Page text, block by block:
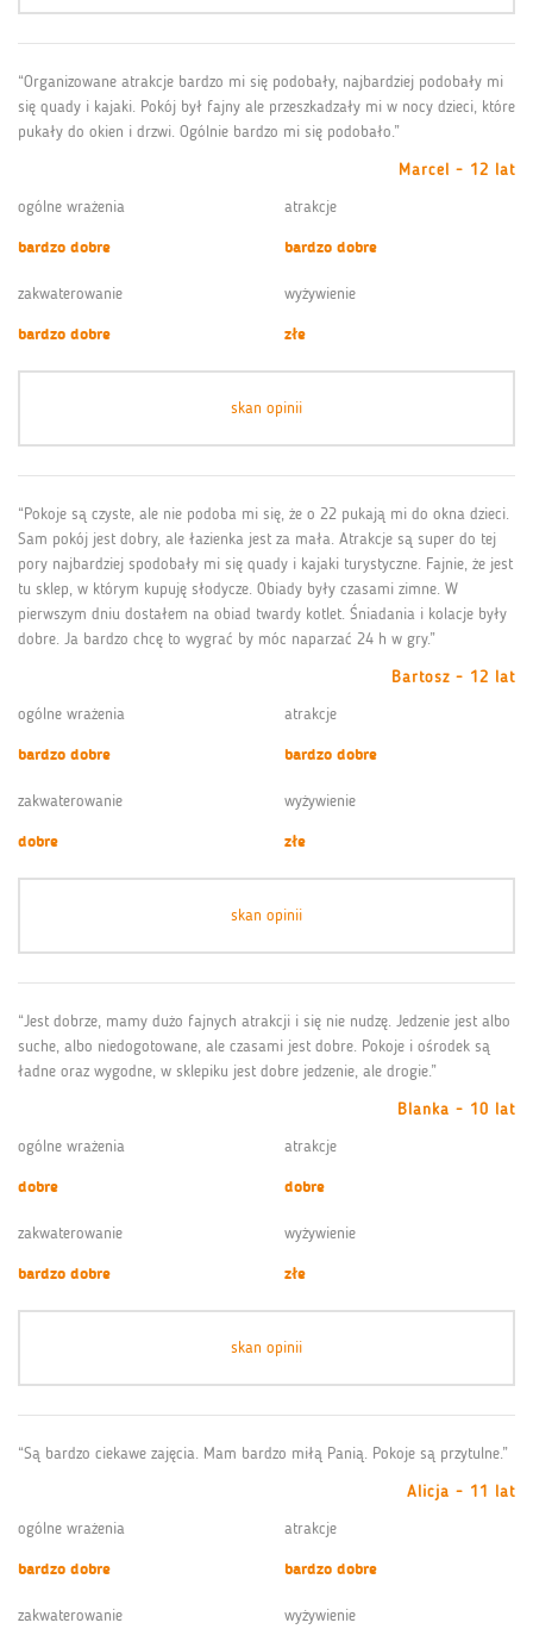
“Organizowane atrakcje bardzo mi się podobały, najbardziej podobały mi
się quady i kajaki. Pokój był fajny ale przeszkadzały mi w nocy dzieci, które
pukały do okien i drzwi. Ogólnie bardzo mi się podobało.”
Marcel - 12 lat
ogólne wrażenia
bardzo dobre
atrakcje
bardzo dobre
zakwaterowanie
bardzo dobre
wyżywienie
złe
skan opinii
“Pokoje są czyste, ale nie podoba mi się, że o 22 pukają mi do okna dzieci.
Sam pokój jest dobry, ale łazienka jest za mała. Atrakcje są super do tej
pory najbardziej spodobały mi się quady i kajaki turystyczne. Fajnie, że jest
tu sklep, w którym kupuję słodycze. Obiady były czasami zimne. W
pierwszym dniu dostałem na obiad twardy kotlet. Śniadania i kolacje były
dobre. Ja bardzo chcę to wygrać by móc naparzać 24 h w gry.”
Bartosz - 12 lat
ogólne wrażenia
bardzo dobre
atrakcje
bardzo dobre
zakwaterowanie
dobre
wyżywienie
złe
skan opinii
“Jest dobrze, mamy dużo fajnych atrakcji i się nie nudzę. Jedzenie jest albo
suche, albo niedogotowane, ale czasami jest dobre. Pokoje i ośrodek są
ładne oraz wygodne, w sklepiku jest dobre jedzenie, ale drogie.”
Blanka - 10 lat
ogólne wrażenia
dobre
atrakcje
dobre
zakwaterowanie
bardzo dobre
wyżywienie
złe
skan opinii
“Są bardzo ciekawe zajęcia. Mam bardzo miłą Panią. Pokoje są przytulne.”
Alicja - 11 lat
ogólne wrażenia
bardzo dobre
atrakcje
bardzo dobre
zakwaterowanie wyżywienie